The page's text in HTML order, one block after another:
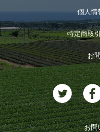
お茶のギフト
おすすめのお茶
お茶に合うスイーツ
ログイン
ログアウト
個人情
特定商取
お
お問